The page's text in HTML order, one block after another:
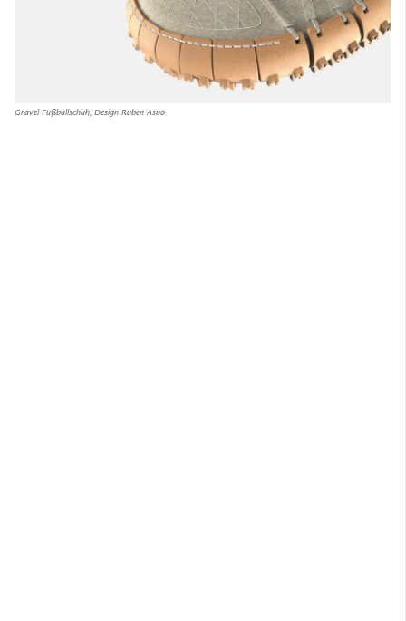
Gravel Fußballschuh, Design Ruben Asuo